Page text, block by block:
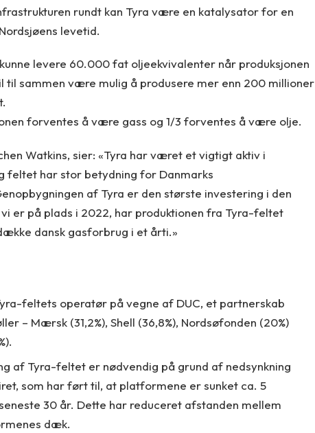
rundt kan Tyra være en katalysator for en
levetid.
levere 60.000 fat oljeekvivalenter når produksjonen
til sammen være mulig å produsere mer enn 200 millioner
forventes å være gass og 1/3 forventes å være olje.
Watkins, sier: «Tyra har været et vigtigt aktiv i
feltet har stor betydning for Danmarks
af Tyra er den største investering i den
vi er på plads i 2022, har produktionen fra Tyra-feltet
dansk gasforbrug i et årti.»
feltets operatør på vegne af DUC, et partnerskab
– Mærsk (31,2%), Shell (36,8%), Nordsøfonden (20%)
af Tyra-feltet er nødvendig på grund af nedsynkning
som har ført til, at platformene er sunket ca. 5
30 år. Dette har reduceret afstanden mellem
dæk.